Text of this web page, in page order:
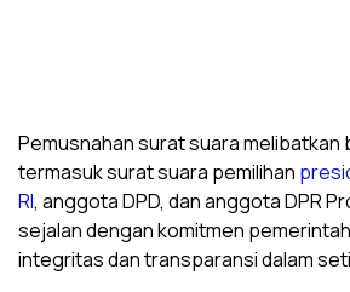
Pemusnahan surat suara melibatkan
termasuk surat suara pemilihan
RI, anggota DPD, dan anggota DPR
sejalan dengan komitmen
integritas dan transparansi dalam